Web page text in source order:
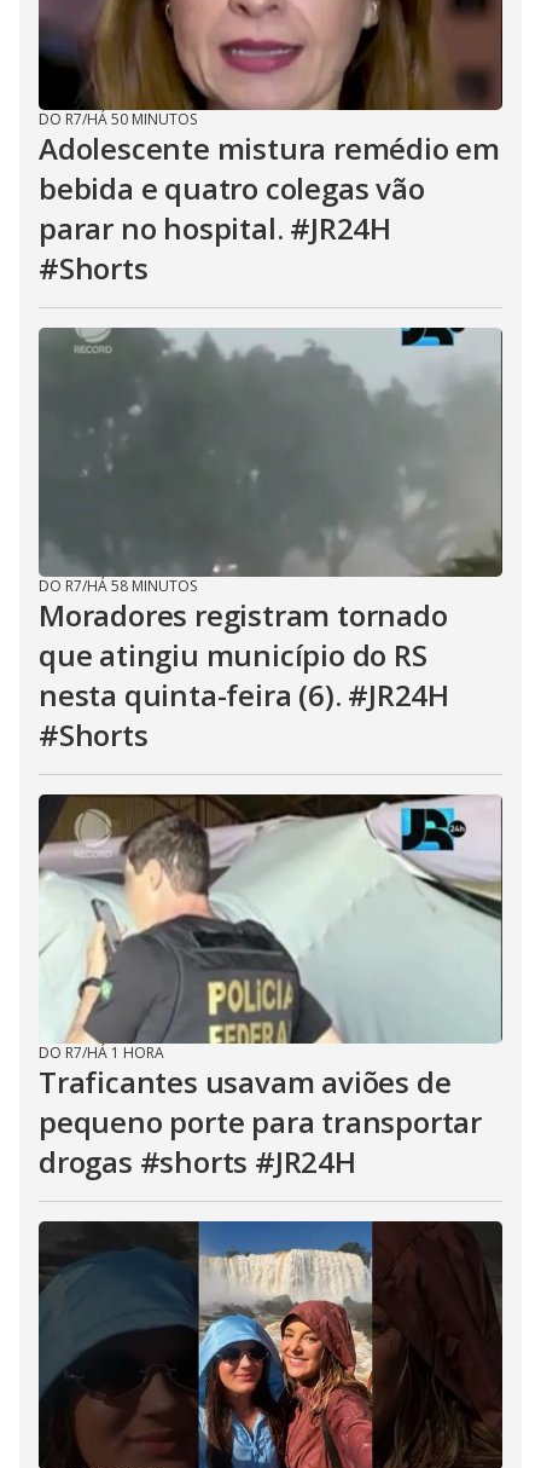
DO R7/HÁ 50 MINUTOS
Adolescente mistura remédio em
bebida e quatro colegas vão
parar no hospital. #JR24H
#Shorts
DO R7/HÁ 58 MINUTOS
Moradores registram tornado
que atingiu município do RS
nesta quinta-feira (6). #JR24H
#Shorts
DO R7/HÁ 1 HORA
Traficantes usavam aviões de
pequeno porte para transportar
drogas #shorts #JR24H